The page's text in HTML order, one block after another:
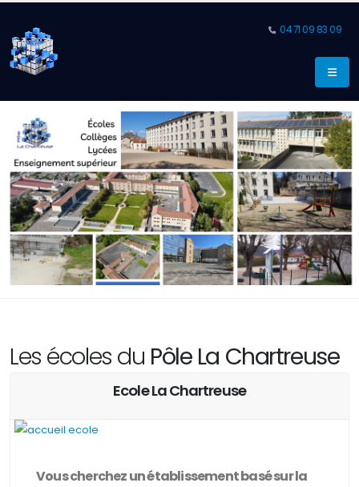
04 71 09 83 09
Les écoles du Pôle La Chartreuse
Ecole La Chartreuse
Vous cherchez un établissement basé sur la